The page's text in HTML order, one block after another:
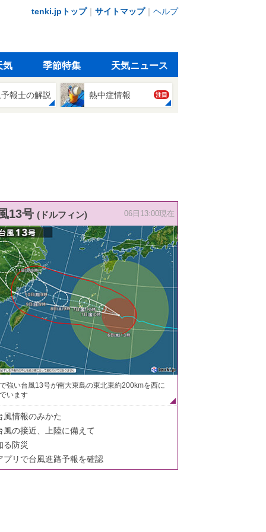
tenki.jpトップ｜ サイトマップ｜ ヘルプ
気 季節特集 天気ニュース
報士の解説 熱中症情報 注目
13号 (ドルフィン) 06日13:00現在
強い台風13号が南大東島の東北東約200kmを西に
います
風情報のみかた
風の接近、上陸に備えて
る防災
プリで台風進路予報を確認